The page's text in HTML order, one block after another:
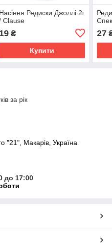
Насіння Редиски Джоллі 2г
Clause
19₴
Купити
27
за рік
"21", Макарів, Україна
до 17:00